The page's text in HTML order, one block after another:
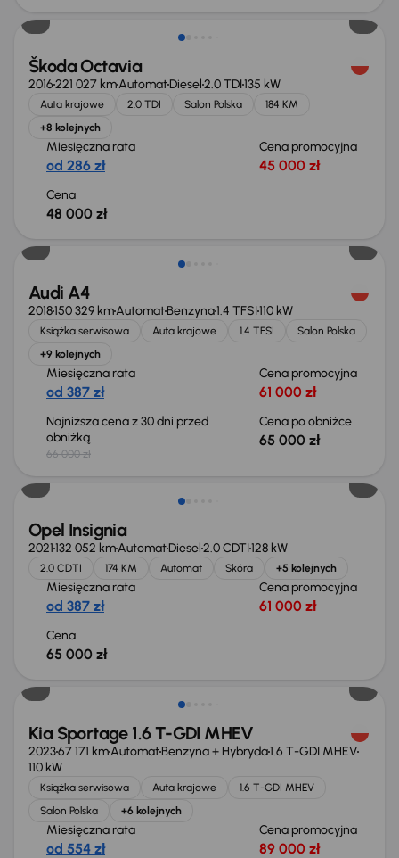
Škoda Octavia
2016221 027 kmAutomatDiesel2.0 TDI135 kW
Auta krajowe 2.0 TDI Salon Polska
184 KM
+8 kolejnych
Miesięczna rata
od 286 zł
Cena promocyjna
45 000 zł
Cena
48 000 zł
Taniej o 1 000 zł
Audi A4
2018150 329 kmAutomatBenzyna1.4 TFSI110 kW
Książka serwisowa Auta krajowe 1.4 TFSI
Salon Polska
+9 kolejnych
Miesięczna rata
od 387 zł
Cena promocyjna
61 000 zł
Najniższa cena z 30 dni przed
obniżką
66 000 zł
Cena po obniżce
65 000 zł
Opel Insignia
2021132 052 kmAutomatDiesel2.0 CDTI128 kW
2.0 CDTI 174 KM Automat Skóra +5 kolejnych
Miesięczna rata
od 387 zł
Cena promocyjna
61 000 zł
Cena
65 000 zł
Taniej o 1 000 zł
Kia Sportage 1.6 T-GDI MHEV
202367 171 kmAutomatBenzyna + Hybryda1.6 T-GDI MHEV
110 kW
Książka serwisowa Auta krajowe
1.6 T-GDI MHEV
Salon Polska
+6 kolejnych
Miesięczna rata
od 554 zł
Cena promocyjna
89 000 zł